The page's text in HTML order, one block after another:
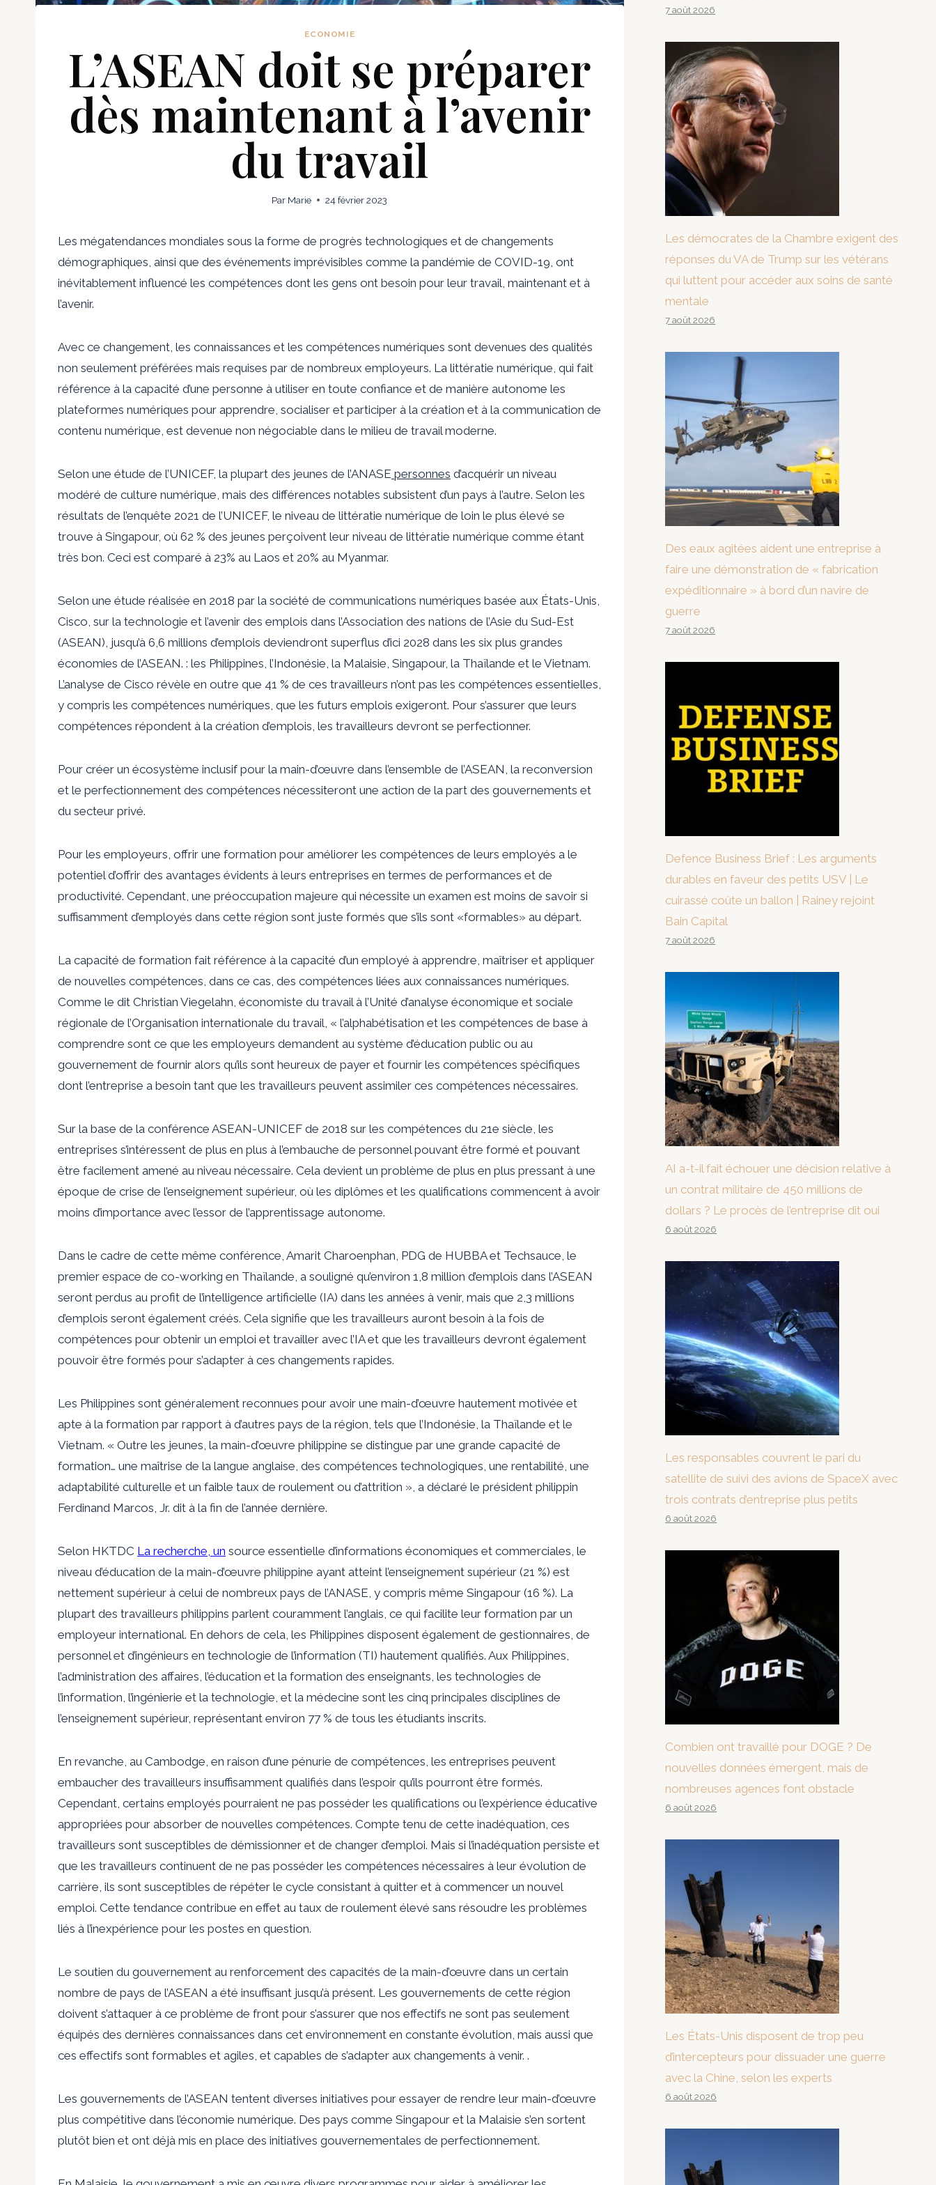
ECONOMIE
L’ASEAN doit se préparer
dès maintenant à l’avenir
du travail
Par Marie 24 février 2023
Les mégatendances mondiales sous la forme de progrès technologiques et de changements
démographiques, ainsi que des événements imprévisibles comme la pandémie de COVID-19, ont
inévitablement influencé les compétences dont les gens ont besoin pour leur travail, maintenant et à
l’avenir.
Avec ce changement, les connaissances et les compétences numériques sont devenues des qualités
non seulement préférées mais requises par de nombreux employeurs. La littératie numérique, qui fait
référence à la capacité d’une personne à utiliser en toute confiance et de manière autonome les
plateformes numériques pour apprendre, socialiser et participer à la création et à la communication de
contenu numérique, est devenue non négociable dans le milieu de travail moderne.
Selon une étude de l’UNICEF, la plupart des jeunes de l’ANASE personnes d’acquérir un niveau
modéré de culture numérique, mais des différences notables subsistent d’un pays à l’autre. Selon les
résultats de l’enquête 2021 de l’UNICEF, le niveau de littératie numérique de loin le plus élevé se
trouve à Singapour, où 62 % des jeunes perçoivent leur niveau de littératie numérique comme étant
très bon. Ceci est comparé à 23% au Laos et 20% au Myanmar.
Selon une étude réalisée en 2018 par la société de communications numériques basée aux États-Unis,
Cisco, sur la technologie et l’avenir des emplois dans l’Association des nations de l’Asie du Sud-Est
(ASEAN), jusqu’à 6,6 millions d’emplois deviendront superflus d’ici 2028 dans les six plus grandes
économies de l’ASEAN. : les Philippines, l’Indonésie, la Malaisie, Singapour, la Thaïlande et le Vietnam.
L’analyse de Cisco révèle en outre que 41 % de ces travailleurs n’ont pas les compétences essentielles,
y compris les compétences numériques, que les futurs emplois exigeront. Pour s’assurer que leurs
compétences répondent à la création d’emplois, les travailleurs devront se perfectionner.
Pour créer un écosystème inclusif pour la main-d’œuvre dans l’ensemble de l’ASEAN, la reconversion
et le perfectionnement des compétences nécessiteront une action de la part des gouvernements et
du secteur privé.
Pour les employeurs, offrir une formation pour améliorer les compétences de leurs employés a le
potentiel d’offrir des avantages évidents à leurs entreprises en termes de performances et de
productivité. Cependant, une préoccupation majeure qui nécessite un examen est moins de savoir si
suffisamment d’employés dans cette région sont juste formés que s’ils sont «formables» au départ.
La capacité de formation fait référence à la capacité d’un employé à apprendre, maîtriser et appliquer
de nouvelles compétences, dans ce cas, des compétences liées aux connaissances numériques.
Comme le dit Christian Viegelahn, économiste du travail à l’Unité d’analyse économique et sociale
régionale de l’Organisation internationale du travail, « l’alphabétisation et les compétences de base à
comprendre sont ce que les employeurs demandent au système d’éducation public ou au
gouvernement de fournir alors qu’ils sont heureux de payer et fournir les compétences spécifiques
dont l’entreprise a besoin tant que les travailleurs peuvent assimiler ces compétences nécessaires.
Sur la base de la conférence ASEAN-UNICEF de 2018 sur les compétences du 21e siècle, les
entreprises s’intéressent de plus en plus à l’embauche de personnel pouvant être formé et pouvant
être facilement amené au niveau nécessaire. Cela devient un problème de plus en plus pressant à une
époque de crise de l’enseignement supérieur, où les diplômes et les qualifications commencent à avoir
moins d’importance avec l’essor de l’apprentissage autonome.
Dans le cadre de cette même conférence, Amarit Charoenphan, PDG de HUBBA et Techsauce, le
premier espace de co-working en Thaïlande, a souligné qu’environ 1,8 million d’emplois dans l’ASEAN
seront perdus au profit de l’intelligence artificielle (IA) dans les années à venir, mais que 2,3 millions
d’emplois seront également créés. Cela signifie que les travailleurs auront besoin à la fois de
compétences pour obtenir un emploi et travailler avec l’IA et que les travailleurs devront également
pouvoir être formés pour s’adapter à ces changements rapides.
Les Philippines sont généralement reconnues pour avoir une main-d’œuvre hautement motivée et
apte à la formation par rapport à d’autres pays de la région, tels que l’Indonésie, la Thaïlande et le
Vietnam. « Outre les jeunes, la main-d’œuvre philippine se distingue par une grande capacité de
formation… une maîtrise de la langue anglaise, des compétences technologiques, une rentabilité, une
adaptabilité culturelle et un faible taux de roulement ou d’attrition », a déclaré le président philippin
Ferdinand Marcos, Jr. dit à la fin de l’année dernière.
Selon HKTDC La recherche, un source essentielle d’informations économiques et commerciales, le
niveau d’éducation de la main-d’œuvre philippine ayant atteint l’enseignement supérieur (21 %) est
nettement supérieur à celui de nombreux pays de l’ANASE, y compris même Singapour (16 %). La
plupart des travailleurs philippins parlent couramment l’anglais, ce qui facilite leur formation par un
employeur international. En dehors de cela, les Philippines disposent également de gestionnaires, de
personnel et d’ingénieurs en technologie de l’information (TI) hautement qualifiés. Aux Philippines,
l’administration des affaires, l’éducation et la formation des enseignants, les technologies de
l’information, l’ingénierie et la technologie, et la médecine sont les cinq principales disciplines de
l’enseignement supérieur, représentant environ 77 % de tous les étudiants inscrits.
En revanche, au Cambodge, en raison d’une pénurie de compétences, les entreprises peuvent
embaucher des travailleurs insuffisamment qualifiés dans l’espoir qu’ils pourront être formés.
Cependant, certains employés pourraient ne pas posséder les qualifications ou l’expérience éducative
appropriées pour absorber de nouvelles compétences. Compte tenu de cette inadéquation, ces
travailleurs sont susceptibles de démissionner et de changer d’emploi. Mais si l’inadéquation persiste et
que les travailleurs continuent de ne pas posséder les compétences nécessaires à leur évolution de
carrière, ils sont susceptibles de répéter le cycle consistant à quitter et à commencer un nouvel
emploi. Cette tendance contribue en effet au taux de roulement élevé sans résoudre les problèmes
liés à l’inexpérience pour les postes en question.
Le soutien du gouvernement au renforcement des capacités de la main-d’œuvre dans un certain
nombre de pays de l’ASEAN a été insuffisant jusqu’à présent. Les gouvernements de cette région
doivent s’attaquer à ce problème de front pour s’assurer que nos effectifs ne sont pas seulement
équipés des dernières connaissances dans cet environnement en constante évolution, mais aussi que
ces effectifs sont formables et agiles, et capables de s’adapter aux changements à venir. .
Les gouvernements de l’ASEAN tentent diverses initiatives pour essayer de rendre leur main-d’œuvre
plus compétitive dans l’économie numérique. Des pays comme Singapour et la Malaisie s’en sortent
plutôt bien et ont déjà mis en place des initiatives gouvernementales de perfectionnement.
7 août 2026
Les démocrates de la Chambre exigent des
réponses du VA de Trump sur les vétérans
qui luttent pour accéder aux soins de santé
mentale
7 août 2026
Des eaux agitées aident une entreprise à
faire une démonstration de « fabrication
expéditionnaire » à bord d’un navire de
guerre
7 août 2026
Defence Business Brief : Les arguments
durables en faveur des petits USV | Le
cuirassé coûte un ballon | Rainey rejoint
Bain Capital
7 août 2026
AI a-t-il fait échouer une décision relative à
un contrat militaire de 450 millions de
dollars ? Le procès de l’entreprise dit oui
6 août 2026
Les responsables couvrent le pari du
satellite de suivi des avions de SpaceX avec
trois contrats d’entreprise plus petits
6 août 2026
Combien ont travaillé pour DOGE ? De
nouvelles données émergent, mais de
nombreuses agences font obstacle
6 août 2026
Les États-Unis disposent de trop peu
d’intercepteurs pour dissuader une guerre
avec la Chine, selon les experts
6 août 2026